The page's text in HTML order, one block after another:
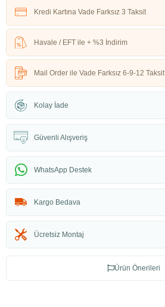
Kredi Kartına Vade Farksız 3 Taksit
Havale / EFT ile + %3 İndirim
Mail Order ile Vade Farksız 6-9-12 Taksit
Kolay İade
Güvenli Alışveriş
WhatsApp Destek
Kargo Bedava
Ücretsiz Montaj
Ürün Önerileri